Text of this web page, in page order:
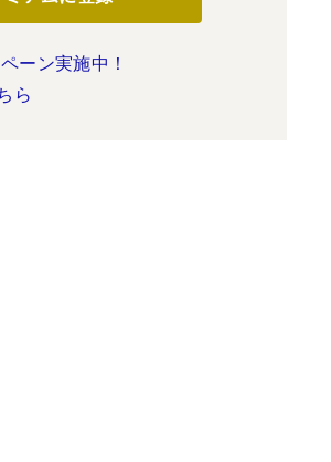
ーン実施中！
ら